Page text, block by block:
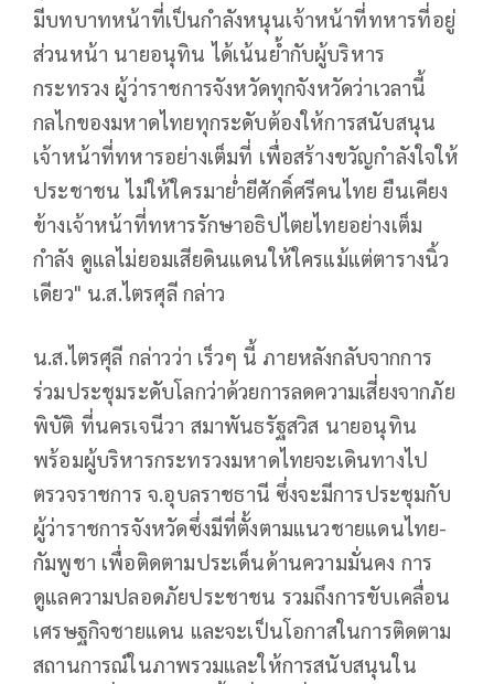
มีบทบาทหน้าที่เป็นกำลังหนุนเจ้าหน้าที่ทหารที่อยู่
ส่วนหน้า นายอนุทิน ได้เน้นย้ำกับผู้บริหาร
กระทรวง ผู้ว่าราชการจังหวัดทุกจังหวัดว่าเวลานี้
กลไกของมหาดไทยทุกระดับต้องให้การสนับสนุน
เจ้าหน้าที่ทหารอย่างเต็มที่ เพื่อสร้างขวัญกำลังใจให้
ประชาชน ไม่ให้ใครมาย่ำยีศักดิ์ศรีคนไทย ยืนเคียง
ข้างเจ้าหน้าที่ทหารรักษาอธิปไตยไทยอย่างเต็ม
กำลัง ดูแลไม่ยอมเสียดินแดนให้ใครแม้แต่ตารางนิ้ว
เดียว" น.ส.ไตรศุลี กล่าว
น.ส.ไตรศุลี กล่าวว่า เร็วๆ นี้ ภายหลังกลับจากการ
ร่วมประชุมระดับโลกว่าด้วยการลดความเสี่ยงจากภัย
พิบัติ ที่นครเจนีวา สมาพันธรัฐสวิส นายอนุทิน
พร้อมผู้บริหารกระทรวงมหาดไทยจะเดินทางไป
ตรวจราชการ จ.อุบลราชธานี ซึ่งจะมีการประชุมกับ
ผู้ว่าราชการจังหวัดซึ่งมีที่ตั้งตามแนวชายแดนไทย-
กัมพูชา เพื่อติดตามประเด็นด้านความมั่นคง การ
ดูแลความปลอดภัยประชาชน รวมถึงการขับเคลื่อน
เศรษฐกิจชายแดน และจะเป็นโอกาสในการติดตาม
สถานการณ์ในภาพรวมและให้การสนับสนุนใน